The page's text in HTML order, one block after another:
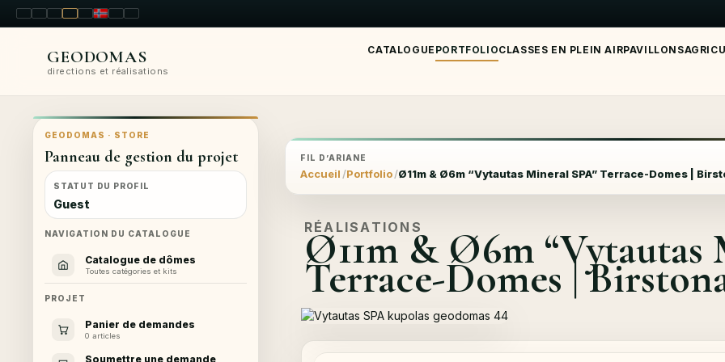
LT ENPL FR RUNOSKRO
GEODOMAS
directions et réalisations
CATALOGUE PORTFOLIOCLASSES EN PLEIN AIRPAVILLONS
GEODOMAS · STORE
Panneau de gestion du projet
STATUT DU PROFIL
Guest
NAVIGATION DU CATALOGUE
Catalogue de dômes
Toutes catégories et kits
PROJET
Panier de demandes
0 articles
Soumettre une demande
FIL D’ARIANE
Accueil Portfolio Ø11m & Ø6m “Vytautas Mineral SPA” Terrace-Domes |
RÉALISATIONS
Ø11m & Ø6m “Vytautas
Terrace-Domes |